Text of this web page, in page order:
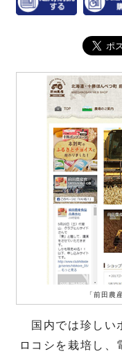
「前田農
国内では珍しい
ロコシを栽培し、